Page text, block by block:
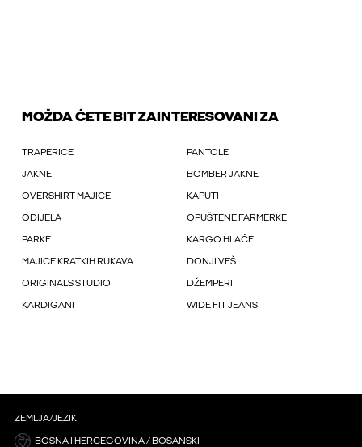
MOŽDA ĆETE BIT ZAINTERESOVANI ZA
TRAPERICE PANTOLE
JAKNE BOMBER JAKNE
OVERSHIRT MAJICE KAPUTI
ODIJELA OPUŠTENE FARMERKE
PARKE KARGO HLAČE
MAJICE KRATKIH RUKAVA DONJI VEŠ
ORIGINALS STUDIO DŽEMPERI
KARDIGANI WIDE FIT JEANS
ZEMLJA/JEZIK
BOSNA I HERCEGOVINA / BOSANSKI